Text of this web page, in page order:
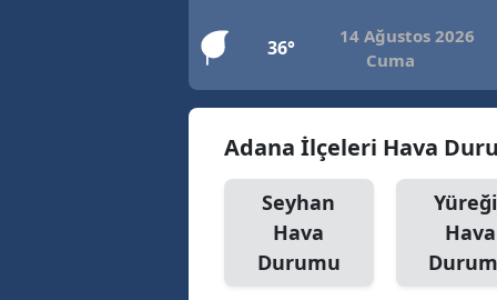
36°
14 Ağustos 2026
Cuma
Adana İlçeleri Hava
Seyhan
Hava
Durumu
Hava